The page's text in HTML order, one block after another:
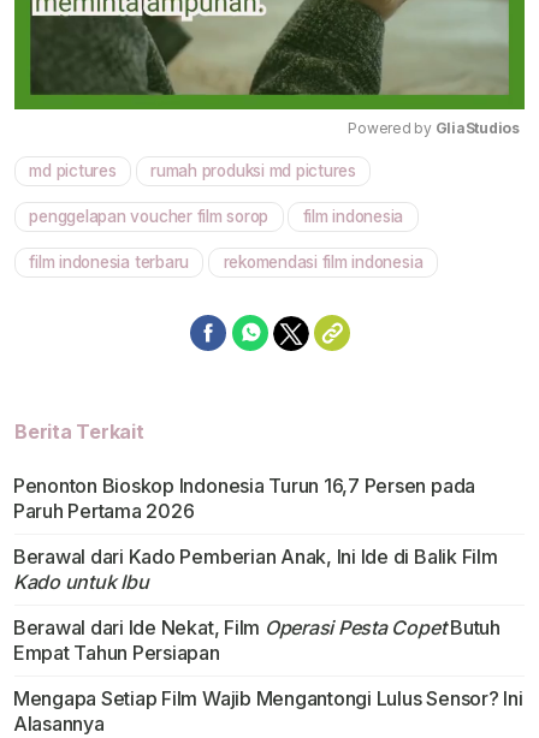
Powered by GliaStudios
md pictures rumah produksi md pictures
penggelapan voucher film sorop film indonesia
film indonesia terbaru rekomendasi film indonesia
Berita Terkait
Penonton Bioskop Indonesia Turun 16,7 Persen pada
Paruh Pertama 2026
Berawal dari Kado Pemberian Anak, Ini Ide di Balik Film
Kado untuk Ibu
Berawal dari Ide Nekat, Film Operasi Pesta CopetButuh
Empat Tahun Persiapan
Mengapa Setiap Film Wajib Mengantongi Lulus Sensor? Ini
Alasannya